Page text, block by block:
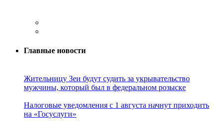
Главные новости
Жительницу Зеи будут судить за укрывательство
мужчины, который был в федеральном розыске
Налоговые уведомления с 1 августа начнут приходить
на «Госуслуги»